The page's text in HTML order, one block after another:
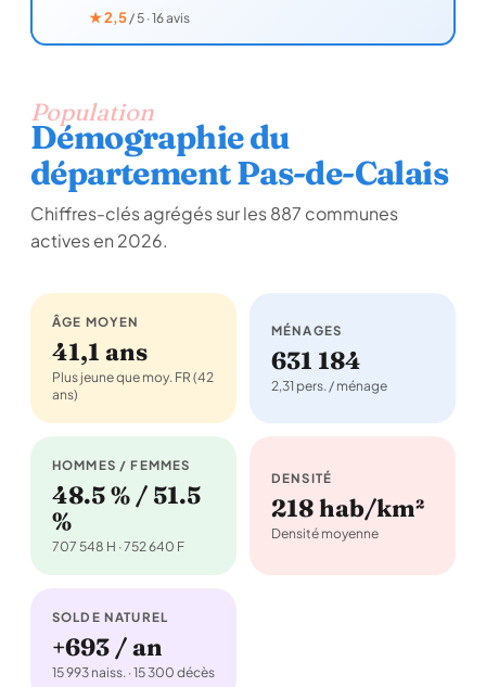
★2,5/ 5 · 16 avis
Population
Démographie du
département Pas-de-Calais
Chiffres-clés agrégés sur les 887 communes
actives en 2026.
ÂGE MOYEN
41,1 ans
Plus jeune que moy. FR (42
ans)
MÉNAGES
631 184
2,31 pers. / ménage
HOMMES / FEMMES
48.5 % / 51.5
%
707 548 H · 752 640 F
DENSITÉ
218 hab/km²
Densité moyenne
SOLDE NATUREL
+693 / an
15 993 naiss. · 15 300 décès